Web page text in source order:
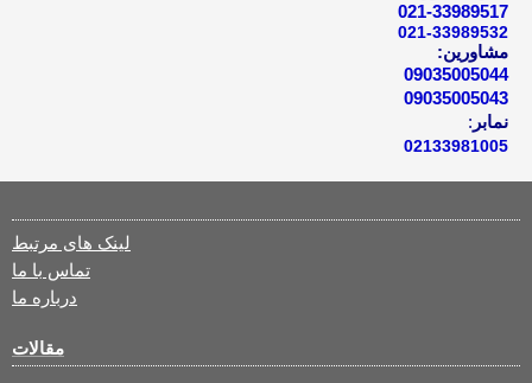
021-33989517
021-33989532
مشاورین:
09035005044
09035005043
نمابر :
02133981005
لینک های مرتبط
تماس با ما
درباره ما
مقالات